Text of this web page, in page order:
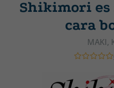
Shikimori es
cara
MAKI,